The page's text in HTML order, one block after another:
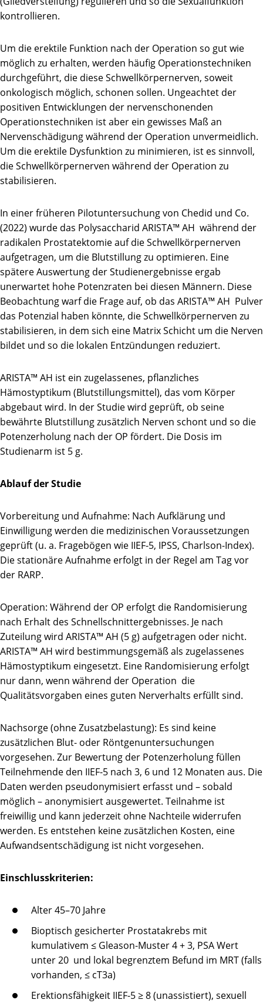
kontrollieren.
Um die erektile Funktion nach der Operation so gut wie
möglich zu erhalten, werden häufig Operationstechniken
durchgeführt, die diese Schwellkörpernerven, soweit
onkologisch möglich, schonen sollen. Ungeachtet der
positiven Entwicklungen der nervenschonenden
Operationstechniken ist aber ein gewisses Maß an
Nervenschädigung während der Operation unvermeidlich.
Um die erektile Dysfunktion zu minimieren, ist es sinnvoll,
die Schwellkörpernerven während der Operation zu
stabilisieren.
In einer früheren Pilotuntersuchung von Chedid und Co.
(2022) wurde das Polysaccharid ARISTA™ AH während der
radikalen Prostatektomie auf die Schwellkörpernerven
aufgetragen, um die Blutstillung zu optimieren. Eine
spätere Auswertung der Studienergebnisse ergab
unerwartet hohe Potenzraten bei diesen Männern. Diese
Beobachtung warf die Frage auf, ob das ARISTA™ AH Pulver
das Potenzial haben könnte, die Schwellkörpernerven zu
stabilisieren, in dem sich eine Matrix Schicht um die Nerven
bildet und so die lokalen Entzündungen reduziert.
ARISTA™ AH ist ein zugelassenes, pflanzliches
Hämostyptikum (Blutstillungsmittel), das vom Körper
abgebaut wird. In der Studie wird geprüft, ob seine
bewährte Blutstillung zusätzlich Nerven schont und so die
Potenzerholung nach der OP fördert. Die Dosis im
Studienarm ist 5 g.
Ablauf der Studie
Vorbereitung und Aufnahme: Nach Aufklärung und
Einwilligung werden die medizinischen Voraussetzungen
geprüft (u. a. Fragebögen wie IIEF-5, IPSS, Charlson-Index).
Die stationäre Aufnahme erfolgt in der Regel am Tag vor
der RARP.
Operation: Während der OP erfolgt die Randomisierung
nach Erhalt des Schnellschnittergebnisses. Je nach
Zuteilung wird ARISTA™ AH (5 g) aufgetragen oder nicht.
ARISTA™ AH wird bestimmungsgemäß als zugelassenes
Hämostyptikum eingesetzt. Eine Randomisierung erfolgt
nur dann, wenn während der Operation die
Qualitätsvorgaben eines guten Nerverhalts erfüllt sind.
Nachsorge (ohne Zusatzbelastung): Es sind keine
zusätzlichen Blut- oder Röntgenuntersuchungen
vorgesehen. Zur Bewertung der Potenz­erholung füllen
Teilnehmende den IIEF-5 nach 3, 6 und 12 Monaten aus. Die
Daten werden pseudonymisiert erfasst und – sobald
möglich – anonymisiert ausgewertet. Teilnahme ist
freiwillig und kann jederzeit ohne Nachteile widerrufen
werden. Es entstehen keine zusätzlichen Kosten, eine
Aufwandsentschädigung ist nicht vorgesehen.
Einschlusskriterien:
Alter 45–70 Jahre
Bioptisch gesicherter Prostatakrebs mit
kumulativem ≤ Gleason-Muster 4 + 3, PSA Wert
unter 20 und lokal begrenztem Befund im MRT (falls
vorhanden, ≤ cT3a)
Erektionsfähigkeit IIEF-5 ≥ 8 (unassistiert), sexuell